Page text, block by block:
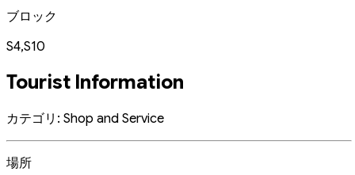
ブロック
S4,S10
Tourist Information
カテゴリ: Shop and Service
場所